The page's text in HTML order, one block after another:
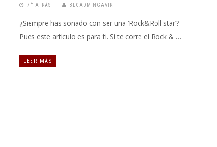
7 “” ATRÁS BLGADMINGAVIR
¿Siempre has soñado con ser una ‘Rock&Roll star’?
Pues este artículo es para ti. Si te corre el Rock & …
LEER MÁS